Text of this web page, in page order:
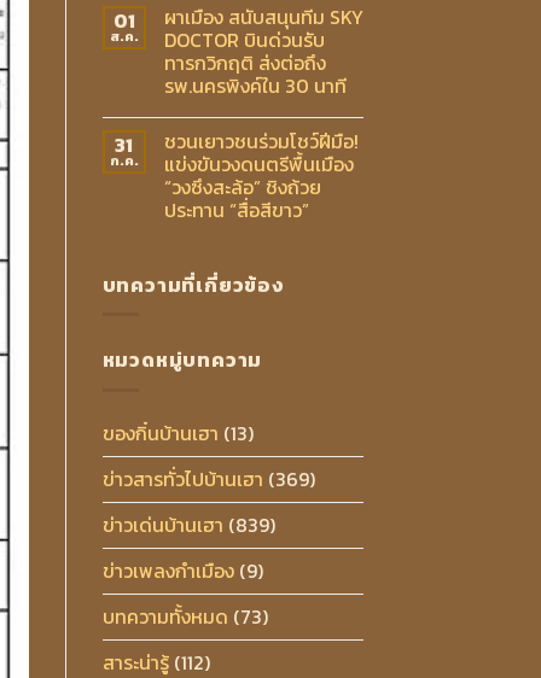
01
ส.ค.
ผาเมือง สนับสนุนทีม SKY
DOCTOR บินด่วนรับ
ทารกวิกฤติ ส่งต่อถึง
รพ.นครพิงค์ใน 30 นาที
31
ก.ค.
ชวนเยาวชนร่วมโชว์ฝีมือ!
แข่งขันวงดนตรีพื้นเมือง
“วงซึงสะล้อ” ชิงถ้วย
ประทาน “สื่อสีขาว”
บทความที่เกี่ยวข้อง
หมวดหมู่บทความ
ของกิ๋นบ้านเฮา (13)
ข่าวสารทั่วไปบ้านเฮา (369)
ข่าวเด่นบ้านเฮา (839)
ข่าวเพลงกำเมือง(9)
บทความทั้งหมด (73)
สาระน่ารู้(112)